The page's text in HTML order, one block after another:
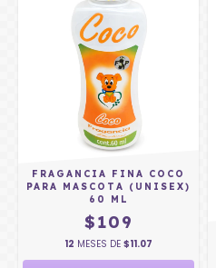
FRAGANCIA FINA COCO
PARA MASCOTA (UNISEX)
60 ML
$109
12 MESES DE $11.07